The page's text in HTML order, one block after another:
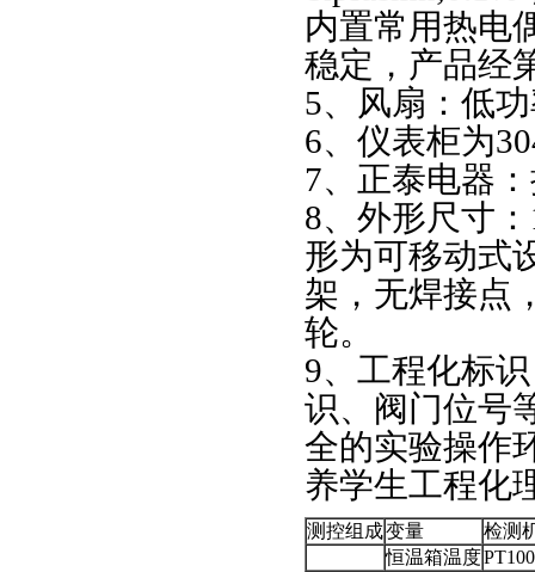
内置常用热电
稳定，产品经
5、风扇：低
6、仪表柜为
7、正泰电器
8、外形尺寸
形为可移动式
架，无焊接点
轮。
9、工程化标
识、阀门位号
全的实验操作
养学生工程化
测控组成变量
检测
恒温箱温度